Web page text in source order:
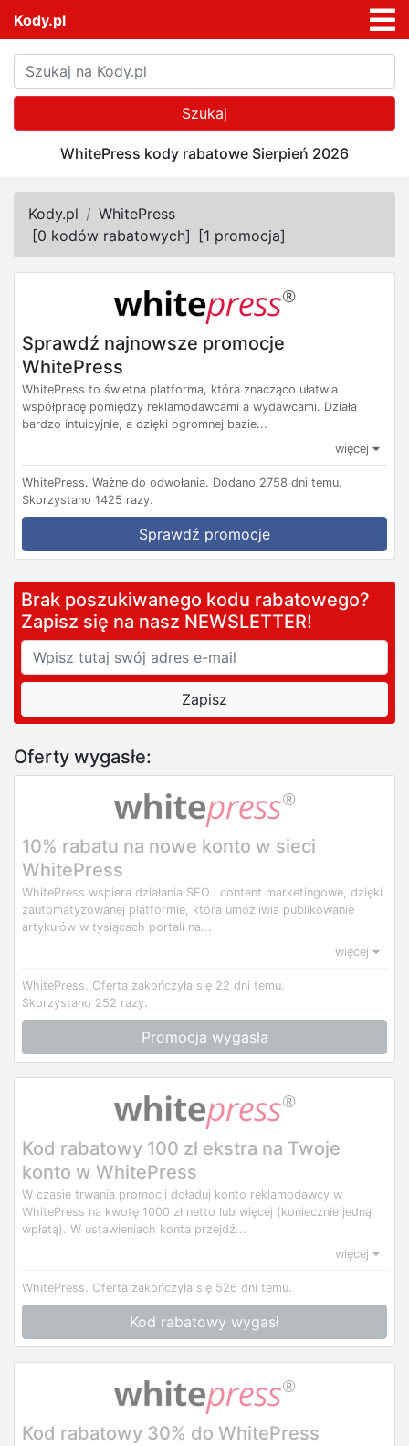
Kody.pl
Szukaj
WhitePress kody rabatowe Sierpień 2026
Kody.pl
WhitePress
[0 kodów rabatowych] [1 promocja]
Sprawdź najnowsze promocje
WhitePress
WhitePress to świetna platforma, która znacząco ułatwia
współpracę pomiędzy reklamodawcami a wydawcami. Działa
bardzo intuicyjnie, a dzięki ogromnej bazie...
więcej
WhitePress. Ważne do odwołania. Dodano 2758 dni temu.
Skorzystano 1425 razy.
Sprawdź promocje
Brak poszukiwanego kodu rabatowego?
Zapisz się na nasz NEWSLETTER!
Oferty wygasłe:
10% rabatu na nowe konto w sieci
WhitePress
WhitePress wspiera działania SEO i content marketingowe, dzięki
zautomatyzowanej platformie, która umożliwia publikowanie
artykułów w tysiącach portali na...
więcej
WhitePress. Oferta zakończyła się 22 dni temu.
Skorzystano 252 razy.
Promocja wygasła
Kod rabatowy 100 zł ekstra na Twoje
konto w WhitePress
W czasie trwania promocji doładuj konto reklamodawcy w
WhitePress na kwotę 1000 zł netto lub więcej (koniecznie jedną
wpłatą). W ustawieniach konta przejdź...
więcej
WhitePress. Oferta zakończyła się 526 dni temu.
Kod rabatowy wygasł
Kod rabatowy 30% do WhitePress